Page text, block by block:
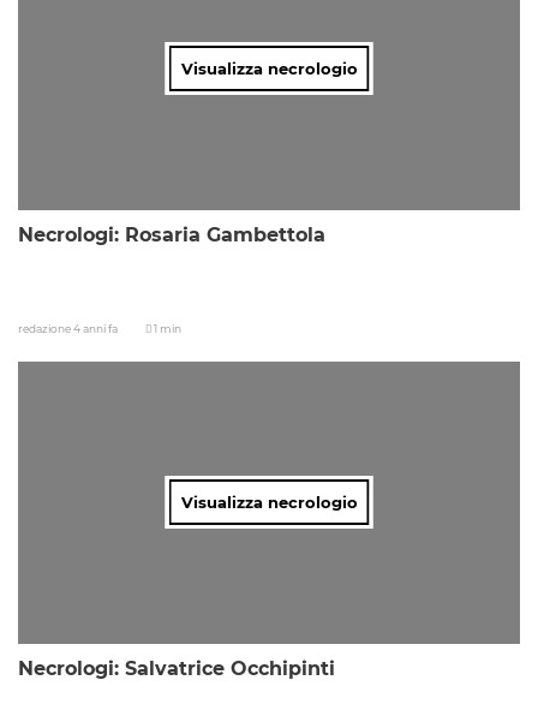
Visualizza necrologio
Necrologi: Rosaria Gambettola
redazione4 anni fa 1 min
Visualizza necrologio
Necrologi: Salvatrice Occhipinti